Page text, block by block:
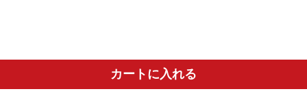
カートに入れる